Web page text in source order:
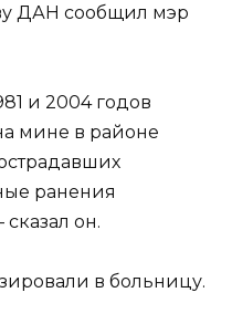
ДАН сообщил мэр
и 2004 годов
мине в районе
ранения
он.
в больницу.